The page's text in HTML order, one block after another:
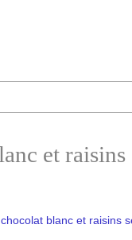
et raisins